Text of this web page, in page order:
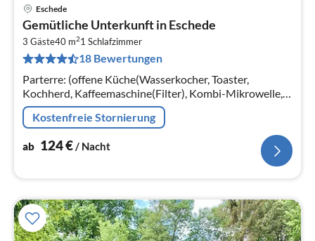
Eschede
Gemütliche Unterkunft in Eschede
3 Gäste40 m21 Schlafzimmer
18 Bewertungen
Parterre: (offene Küche(Wasserkocher, Toaster,
Kochherd, Kaffeemaschine(Filter), Kombi-Mikrowelle,
Kühlschrank), Wohn-/Schlafzimmer(Doppelbett,
TV(Flatscreen, Satellit)
Kostenfreie Stornierung
ab 124€/ Nacht